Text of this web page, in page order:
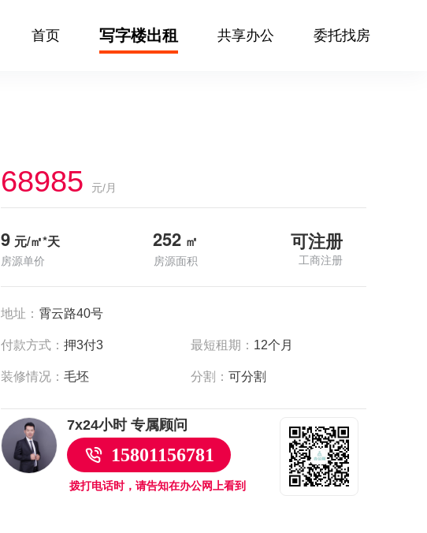
首页 写字楼出租 共享办公 委托找房
68985 元/月
9 元/㎡*天
房源单价
252 ㎡
房源面积
可注册
工商注册
地址： 霄云路40号
付款方式： 押3付3 最短租期： 12个月
装修情况： 毛坯 分割：可分割
7x24小时 专属顾问
15801156781
拨打电话时，请告知在办公网上看到